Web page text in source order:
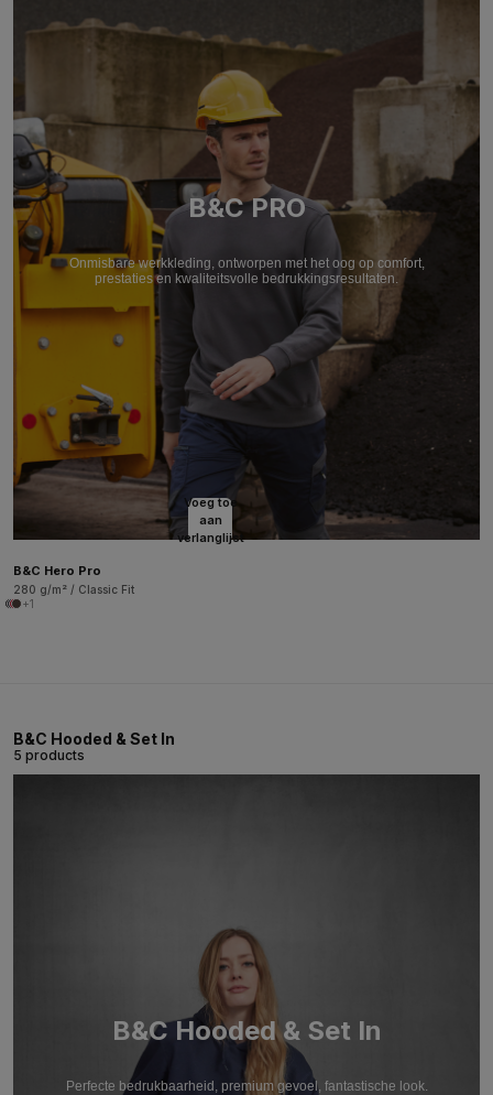
B&C PRO
Onmisbare werkkleding, ontworpen met het oog op comfort,
prestaties en kwaliteitsvolle bedrukkingsresultaten.
Voeg toe
aan
verlanglijst
B&C Hero Pro
280 g/m² / Classic Fit
+1
B&C Hooded & Set In
5 products
B&C Hooded & Set In
Perfecte bedrukbaarheid, premium gevoel, fantastische look.